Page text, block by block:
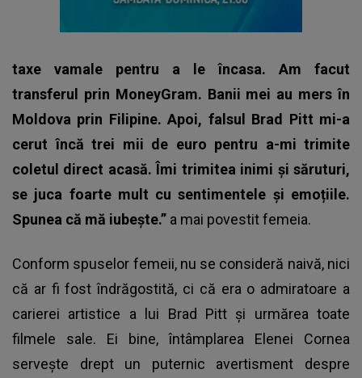
taxe vamale pentru a le încasa. Am facut
transferul prin MoneyGram. Banii mei au mers în
Moldova prin Filipine. Apoi, falsul Brad Pitt mi-a
cerut încă trei mii de euro pentru a-mi trimite
coletul direct acasă. Îmi trimitea inimi și săruturi,
se juca foarte mult cu sentimentele și emoțiile.
Spunea că mă iubește.” a mai povestit femeia.
Conform spuselor femeii, nu se consideră naivă, nici
că ar fi fost îndrăgostită, ci că era o admiratoare a
carierei artistice a lui Brad Pitt și urmărea toate
filmele sale. Ei bine, întâmplarea Elenei Cornea
servește drept un puternic avertisment despre